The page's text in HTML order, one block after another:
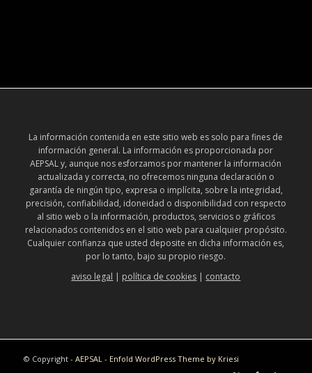
La información contenida en este sitio web es solo para fines de
información general. La información es proporcionada por
AEPSAL y, aunque nos esforzamos por mantener la información
actualizada y correcta, no ofrecemos ninguna declaración o
garantía de ningún tipo, expresa o implícita, sobre la integridad,
precisión, confiabilidad, idoneidad o disponibilidad con respecto
al sitio web o la información, productos, servicios o gráficos
relacionados contenidos en el sitio web para cualquier propósito.
Cualquier confianza que usted deposite en dicha información es,
por lo tanto, bajo su propio riesgo.
aviso legal | política de cookies | contacto
© Copyright - AEPSAL- Enfold WordPress Theme by Kriesi